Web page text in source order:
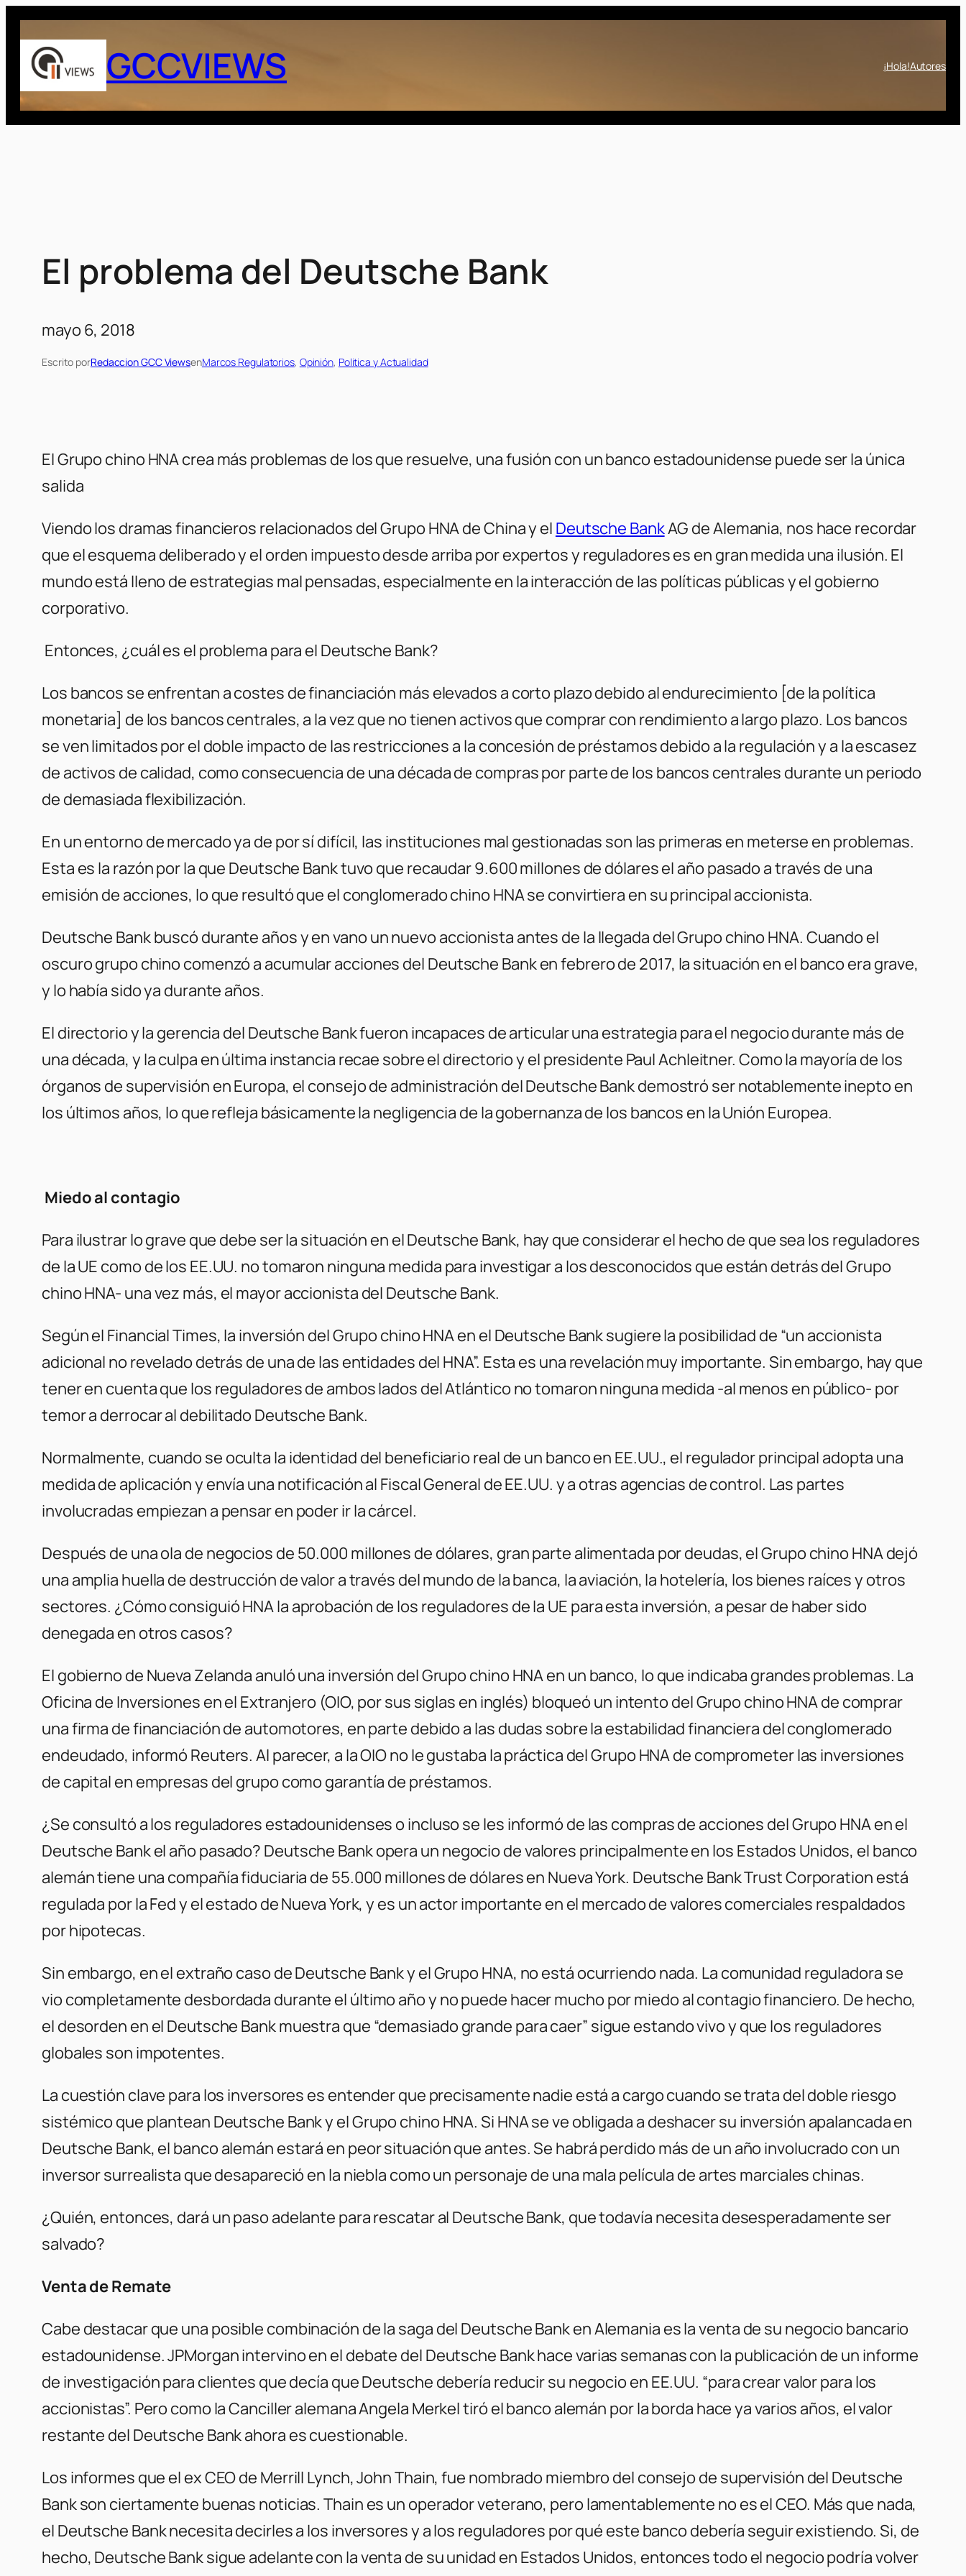
Saltar
contenido
GCCVIEWS ¡Hola!Autores
El problema del Deutsche Bank
mayo 6, 2018
Escrito porRedaccion GCC ViewsenMarcos Regulatorios, Opinión, Politica y Actualidad
El Grupo chino HNA crea más problemas de los que resuelve, una fusión con un banco estadounidense puede ser la única
salida
Viendo los dramas financieros relacionados del Grupo HNA de China y el Deutsche BankAG de Alemania, nos hace recordar
que el esquema deliberado y el orden impuesto desde arriba por expertos y reguladores es en gran medida una ilusión. El
mundo está lleno de estrategias mal pensadas, especialmente en la interacción de las políticas públicas y el gobierno
corporativo.
Entonces, ¿cuál es el problema para el Deutsche Bank?
Los bancos se enfrentan a costes de financiación más elevados a corto plazo debido al endurecimiento [de la política
monetaria] de los bancos centrales, a la vez que no tienen activos que comprar con rendimiento a largo plazo. Los bancos
se ven limitados por el doble impacto de las restricciones a la concesión de préstamos debido a la regulación y a la escasez
de activos de calidad, como consecuencia de una década de compras por parte de los bancos centrales durante un periodo
de demasiada flexibilización.
En un entorno de mercado ya de por sí difícil, las instituciones mal gestionadas son las primeras en meterse en problemas.
Esta es la razón por la que Deutsche Bank tuvo que recaudar 9.600 millones de dólares el año pasado a través de una
emisión de acciones, lo que resultó que el conglomerado chino HNA se convirtiera en su principal accionista.
Deutsche Bank buscó durante años y en vano un nuevo accionista antes de la llegada del Grupo chino HNA. Cuando el
oscuro grupo chino comenzó a acumular acciones del Deutsche Bank en febrero de 2017, la situación en el banco era grave,
y lo había sido ya durante años.
El directorio y la gerencia del Deutsche Bank fueron incapaces de articular una estrategia para el negocio durante más de
una década, y la culpa en última instancia recae sobre el directorio y el presidente Paul Achleitner. Como la mayoría de los
órganos de supervisión en Europa, el consejo de administración del Deutsche Bank demostró ser notablemente inepto en
los últimos años, lo que refleja básicamente la negligencia de la gobernanza de los bancos en la Unión Europea.
Miedo al contagio
Para ilustrar lo grave que debe ser la situación en el Deutsche Bank, hay que considerar el hecho de que sea los reguladores
de la UE como de los EE.UU. no tomaron ninguna medida para investigar a los desconocidos que están detrás del Grupo
chino HNA- una vez más, el mayor accionista del Deutsche Bank.
Según el Financial Times, la inversión del Grupo chino HNA en el Deutsche Bank sugiere la posibilidad de “un accionista
adicional no revelado detrás de una de las entidades del HNA”. Esta es una revelación muy importante. Sin embargo, hay que
tener en cuenta que los reguladores de ambos lados del Atlántico no tomaron ninguna medida -al menos en público- por
temor a derrocar al debilitado Deutsche Bank.
Normalmente, cuando se oculta la identidad del beneficiario real de un banco en EE.UU., el regulador principal adopta una
medida de aplicación y envía una notificación al Fiscal General de EE.UU. y a otras agencias de control. Las partes
involucradas empiezan a pensar en poder ir la cárcel.
Después de una ola de negocios de 50.000 millones de dólares, gran parte alimentada por deudas, el Grupo chino HNA dejó
una amplia huella de destrucción de valor a través del mundo de la banca, la aviación, la hotelería, los bienes raíces y otros
sectores. ¿Cómo consiguió HNA la aprobación de los reguladores de la UE para esta inversión, a pesar de haber sido
denegada en otros casos?
El gobierno de Nueva Zelanda anuló una inversión del Grupo chino HNA en un banco, lo que indicaba grandes problemas. La
Oficina de Inversiones en el Extranjero (OIO, por sus siglas en inglés) bloqueó un intento del Grupo chino HNA de comprar
una firma de financiación de automotores, en parte debido a las dudas sobre la estabilidad financiera del conglomerado
endeudado, informó Reuters. Al parecer, a la OIO no le gustaba la práctica del Grupo HNA de comprometer las inversiones
de capital en empresas del grupo como garantía de préstamos.
¿Se consultó a los reguladores estadounidenses o incluso se les informó de las compras de acciones del Grupo HNA en el
Deutsche Bank el año pasado? Deutsche Bank opera un negocio de valores principalmente en los Estados Unidos, el banco
alemán tiene una compañía fiduciaria de 55.000 millones de dólares en Nueva York. Deutsche Bank Trust Corporation está
regulada por la Fed y el estado de Nueva York, y es un actor importante en el mercado de valores comerciales respaldados
por hipotecas.
Sin embargo, en el extraño caso de Deutsche Bank y el Grupo HNA, no está ocurriendo nada. La comunidad reguladora se
vio completamente desbordada durante el último año y no puede hacer mucho por miedo al contagio financiero. De hecho,
el desorden en el Deutsche Bank muestra que “demasiado grande para caer” sigue estando vivo y que los reguladores
globales son impotentes.
La cuestión clave para los inversores es entender que precisamente nadie está a cargo cuando se trata del doble riesgo
sistémico que plantean Deutsche Bank y el Grupo chino HNA. Si HNA se ve obligada a deshacer su inversión apalancada en
Deutsche Bank, el banco alemán estará en peor situación que antes. Se habrá perdido más de un año involucrado con un
inversor surrealista que desapareció en la niebla como un personaje de una mala película de artes marciales chinas.
¿Quién, entonces, dará un paso adelante para rescatar al Deutsche Bank, que todavía necesita desesperadamente ser
salvado?
Venta de Remate
Cabe destacar que una posible combinación de la saga del Deutsche Bank en Alemania es la venta de su negocio bancario
estadounidense. JPMorgan intervino en el debate del Deutsche Bank hace varias semanas con la publicación de un informe
de investigación para clientes que decía que Deutsche debería reducir su negocio en EE.UU. “para crear valor para los
accionistas”. Pero como la Canciller alemana Angela Merkel tiró el banco alemán por la borda hace ya varios años, el valor
restante del Deutsche Bank ahora es cuestionable.
Los informes que el ex CEO de Merrill Lynch, John Thain, fue nombrado miembro del consejo de supervisión del Deutsche
Bank son ciertamente buenas noticias. Thain es un operador veterano, pero lamentablemente no es el CEO. Más que nada,
el Deutsche Bank necesita decirles a los inversores y a los reguladores por qué este banco debería seguir existiendo. Si, de
hecho, Deutsche Bank sigue adelante con la venta de su unidad en Estados Unidos, entonces todo el negocio podría volver